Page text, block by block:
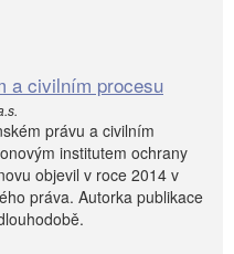
a civilním procesu
právu a civilním
institutem ochrany
objevil v roce 2014 v
práva. Autorka publikace